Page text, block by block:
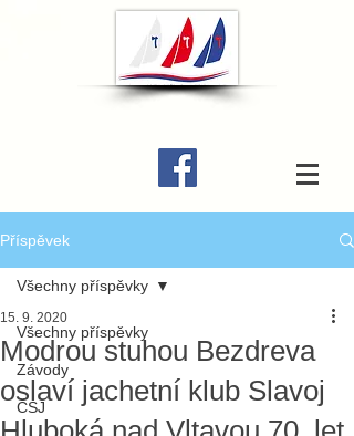
Příspěvek
Všechny příspěvky
Závody
ČSJ
Všechny příspěvky
Modrou stuhou Bezdreva
oslaví jachetní klub Slavoj
15. 9. 2020